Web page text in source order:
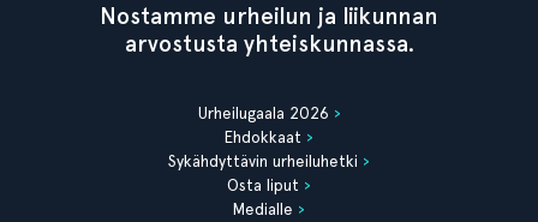
Nostamme urheilun ja liikunnan
arvostusta yhteiskunnassa.
Urheilugaala 2026
Ehdokkaat
Sykähdyttävin urheiluhetki
Osta liput
Medialle